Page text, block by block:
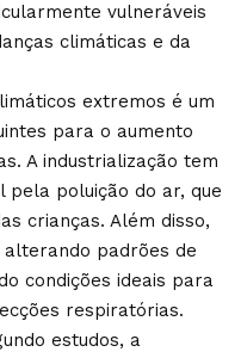
vulneráveis
climáticas e da
extremos é um
para o aumento
A industrialização tem
pela poluição do ar, que
crianças. Além disso,
padrões de
condições ideais para
respiratórias.
estudos, a